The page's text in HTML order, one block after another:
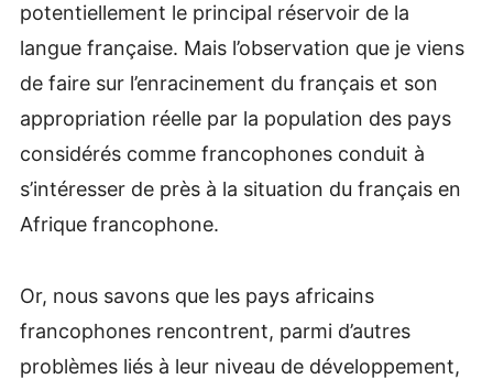
potentiellement le principal réservoir de la
langue française. Mais l’observation que je viens
de faire sur l’enracinement du français et son
appropriation réelle par la population des pays
considérés comme francophones conduit à
s’intéresser de près à la situation du français en
Afrique francophone.
Or, nous savons que les pays africains
francophones rencontrent, parmi d’autres
problèmes liés à leur niveau de développement,